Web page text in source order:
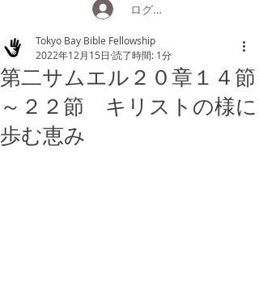
ログイン
第二サムエル２０章１４節
～２２節 キリストの様に
歩む恵み
Tokyo Bay Bible Fellowship
2022年12月15日 読了時間: 1分